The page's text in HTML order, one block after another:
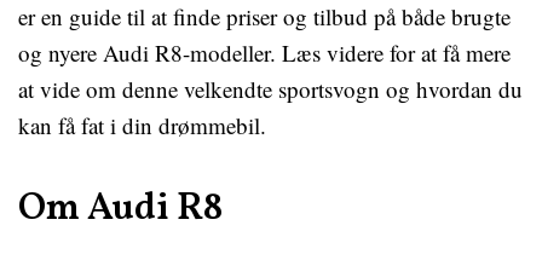
er en guide til at finde priser og tilbud på både brugte
og nyere Audi R8-modeller. Læs videre for at få mere
at vide om denne velkendte sportsvogn og hvordan du
kan få fat i din drømmebil.
Om Audi R8